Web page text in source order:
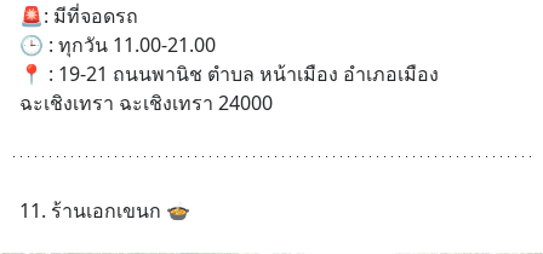
🚨: มีที่จอดรถ
🕒 : ทุกวัน 11.00-21.00
📍 : 19-21 ถนนพานิช ตำบล หน้าเมือง อำเภอเมือง
ฉะเชิงเทรา ฉะเชิงเทรา 24000
11. ร้านเอกเขนก 🍲